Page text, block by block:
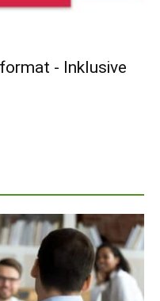
- Inklusive